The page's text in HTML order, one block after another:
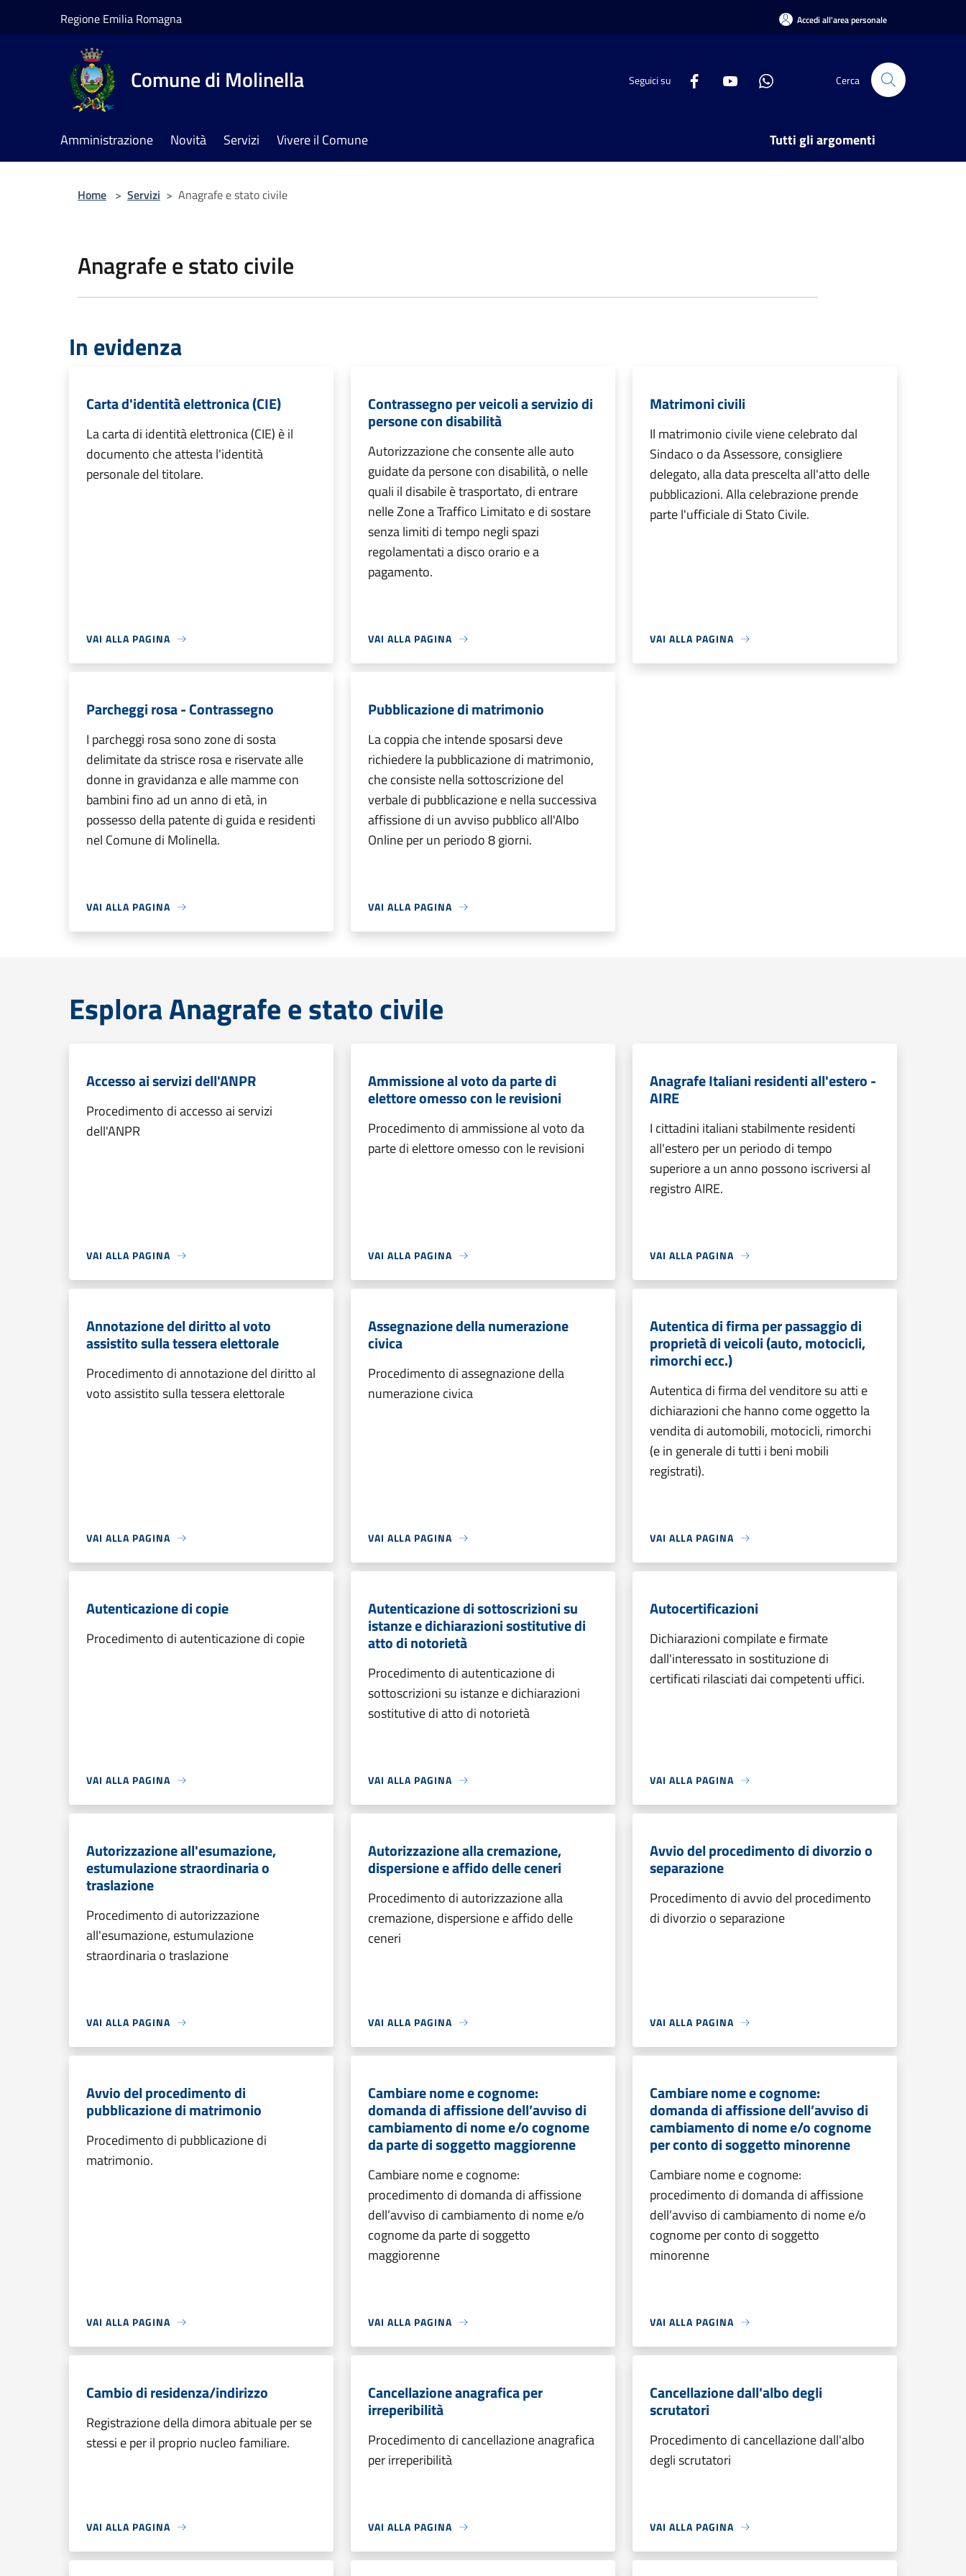
Regione Emilia Romagna Accedi all'area personale
Comune di Molinella Seguici su Cerca
Amministrazione Novità Servizi Vivere il Comune Tutti gli argomenti
Home > Servizi > Anagrafe e stato civile
Anagrafe e stato civile
In evidenza
Carta d'identità elettronica (CIE)
La carta di identità elettronica (CIE) è il
documento che attesta l'identità
personale del titolare.
VAI ALLA PAGINA
Contrassegno per veicoli a servizio di
persone con disabilità
Autorizzazione che consente alle auto
guidate da persone con disabilità, o nelle
quali il disabile è trasportato, di entrare
nelle Zone a Traffico Limitato e di sostare
senza limiti di tempo negli spazi
regolamentati a disco orario e a
pagamento.
VAI ALLA PAGINA
Matrimoni civili
Il matrimonio civile viene celebrato dal
Sindaco o da Assessore, consigliere
delegato, alla data prescelta all'atto delle
pubblicazioni. Alla celebrazione prende
parte l'ufficiale di Stato Civile.
VAI ALLA PAGINA
Parcheggi rosa - Contrassegno
I parcheggi rosa sono zone di sosta
delimitate da strisce rosa e riservate alle
donne in gravidanza e alle mamme con
bambini fino ad un anno di età, in
possesso della patente di guida e residenti
nel Comune di Molinella.
VAI ALLA PAGINA
Pubblicazione di matrimonio
La coppia che intende sposarsi deve
richiedere la pubblicazione di matrimonio,
che consiste nella sottoscrizione del
verbale di pubblicazione e nella successiva
affissione di un avviso pubblico all'Albo
Online per un periodo 8 giorni.
VAI ALLA PAGINA
Esplora Anagrafe e stato civile
Accesso ai servizi dell'ANPR
Procedimento di accesso ai servizi
dell'ANPR
VAI ALLA PAGINA
Ammissione al voto da parte di
elettore omesso con le revisioni
Procedimento di ammissione al voto da
parte di elettore omesso con le revisioni
VAI ALLA PAGINA
Anagrafe Italiani residenti all'estero -
AIRE
I cittadini italiani stabilmente residenti
all'estero per un periodo di tempo
superiore a un anno possono iscriversi al
registro AIRE.
VAI ALLA PAGINA
Annotazione del diritto al voto
assistito sulla tessera elettorale
Procedimento di annotazione del diritto al
voto assistito sulla tessera elettorale
VAI ALLA PAGINA
Assegnazione della numerazione
civica
Procedimento di assegnazione della
numerazione civica
VAI ALLA PAGINA
Autentica di firma per passaggio di
proprietà di veicoli (auto, motocicli,
rimorchi ecc.)
Autentica di firma del venditore su atti e
dichiarazioni che hanno come oggetto la
vendita di automobili, motocicli, rimorchi
(e in generale di tutti i beni mobili
registrati).
VAI ALLA PAGINA
Autenticazione di copie
Procedimento di autenticazione di copie
VAI ALLA PAGINA
Autenticazione di sottoscrizioni su
istanze e dichiarazioni sostitutive di
atto di notorietà
Procedimento di autenticazione di
sottoscrizioni su istanze e dichiarazioni
sostitutive di atto di notorietà
VAI ALLA PAGINA
Autocertificazioni
Dichiarazioni compilate e firmate
dall'interessato in sostituzione di
certificati rilasciati dai competenti uffici.
VAI ALLA PAGINA
Autorizzazione all'esumazione,
estumulazione straordinaria o
traslazione
Procedimento di autorizzazione
all'esumazione, estumulazione
straordinaria o traslazione
VAI ALLA PAGINA
Autorizzazione alla cremazione,
dispersione e affido delle ceneri
Procedimento di autorizzazione alla
cremazione, dispersione e affido delle
ceneri
VAI ALLA PAGINA
Avvio del procedimento di divorzio o
separazione
Procedimento di avvio del procedimento
di divorzio o separazione
VAI ALLA PAGINA
Avvio del procedimento di
pubblicazione di matrimonio
Procedimento di pubblicazione di
matrimonio.
VAI ALLA PAGINA
Cambiare nome e cognome:
domanda di affissione dell’avviso di
cambiamento di nome e/o cognome
da parte di soggetto maggiorenne
Cambiare nome e cognome:
procedimento di domanda di affissione
dell’avviso di cambiamento di nome e/o
cognome da parte di soggetto
maggiorenne
VAI ALLA PAGINA
Cambiare nome e cognome:
domanda di affissione dell’avviso di
cambiamento di nome e/o cognome
per conto di soggetto minorenne
Cambiare nome e cognome:
procedimento di domanda di affissione
dell’avviso di cambiamento di nome e/o
cognome per conto di soggetto
minorenne
VAI ALLA PAGINA
Cambio di residenza/indirizzo
Registrazione della dimora abituale per se
stessi e per il proprio nucleo familiare.
VAI ALLA PAGINA
Cancellazione anagrafica per
irreperibilità
Procedimento di cancellazione anagrafica
per irreperibilità
VAI ALLA PAGINA
Cancellazione dall'albo degli
scrutatori
Procedimento di cancellazione dall'albo
degli scrutatori
VAI ALLA PAGINA